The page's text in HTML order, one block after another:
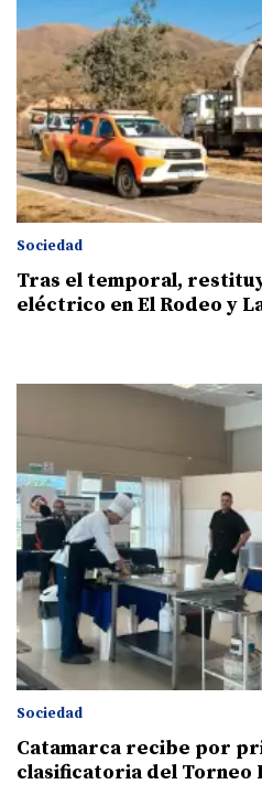
Sociedad
Tras el temporal,
eléctrico en El Rodeo y
Sociedad
Catamarca recibe por
clasificatoria del Torneo